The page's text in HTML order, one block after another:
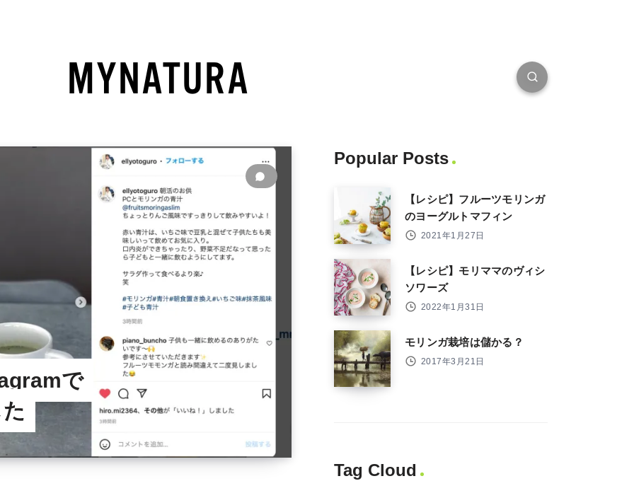
で
Popular Posts
【レシピ】フルーツモリンガ
のヨーグルトマフィン
2021年1月27日
【レシピ】モリママのヴィシ
ソワーズ
2022年1月31日
モリンガ栽培は儲かる？
2017年3月21日
Tag Cloud